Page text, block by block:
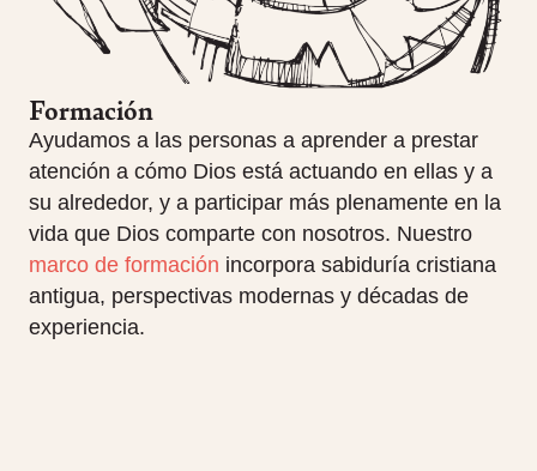
Formación
Ayudamos a las personas a aprender a prestar
atención a cómo Dios está actuando en ellas y a
su alrededor, y a participar más plenamente en la
vida que Dios comparte con nosotros. Nuestro
marco de formación incorpora sabiduría cristiana
antigua, perspectivas modernas y décadas de
experiencia.